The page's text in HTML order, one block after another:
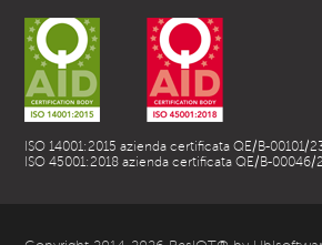
ISO 14001:2015 azienda certificata QE/B-00101/
ISO 45001:2018 azienda certificata QE/B-00046/